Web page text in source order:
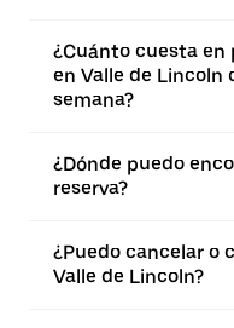
¿Cuánto cuesta
en Valle de Lincoln
semana?
¿Dónde puedo
reserva?
¿Puedo cancelar o
Valle de Lincoln?